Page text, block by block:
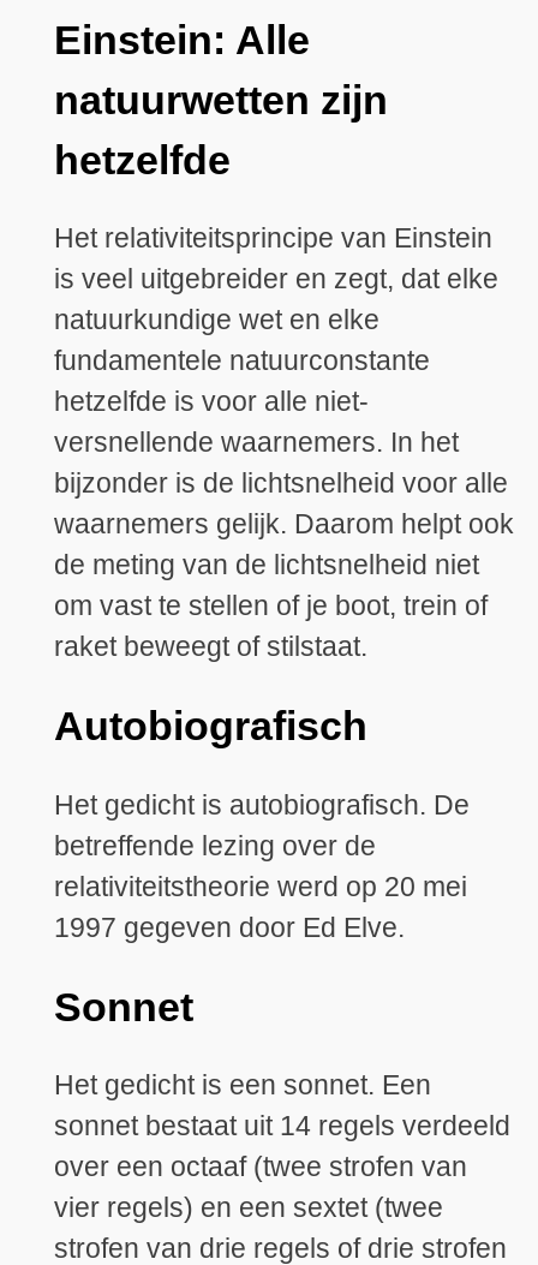
Einstein: Alle
natuurwetten zijn
hetzelfde
Het relativiteitsprincipe van Einstein
is veel uitgebreider en zegt, dat elke
natuurkundige wet en elke
fundamentele natuurconstante
hetzelfde is voor alle niet-
versnellende waarnemers. In het
bijzonder is de lichtsnelheid voor alle
waarnemers gelijk. Daarom helpt ook
de meting van de lichtsnelheid niet
om vast te stellen of je boot, trein of
raket beweegt of stilstaat.
Autobiografisch
Het gedicht is autobiografisch. De
betreffende lezing over de
relativiteitstheorie werd op 20 mei
1997 gegeven door Ed Elve.
Sonnet
Het gedicht is een sonnet. Een
sonnet bestaat uit 14 regels verdeeld
over een octaaf (twee strofen van
vier regels) en een sextet (twee
strofen van drie regels of drie strofen